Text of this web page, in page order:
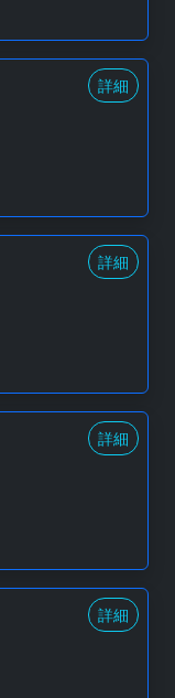
詳細
詳細
詳細
詳細